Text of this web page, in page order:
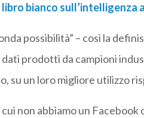
bianco sull’intelligenza
possibilità” – così la
prodotti da campioni
su un loro migliore utilizzo
non abbiamo un Facebook